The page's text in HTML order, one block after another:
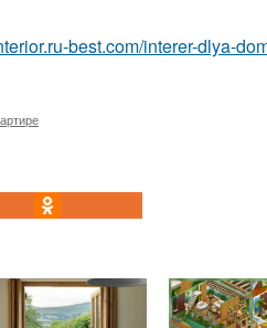
best.com/interer-dlya-